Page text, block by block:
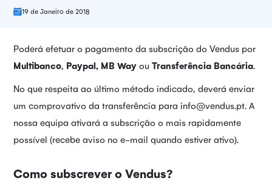
19 de Janeiro de 2018
Poderá efetuar o pagamento da subscrição do Vendus por
Multibanco, Paypal, MB Way ouTransferência Bancária.
No que respeita ao último método indicado, deverá enviar
um comprovativo da transferência para info@vendus.pt. A
nossa equipa ativará a subscrição o mais rapidamente
possível (recebe aviso no e-mail quando estiver ativo).
Como subscrever o Vendus?